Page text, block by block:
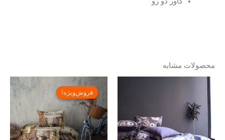
محصولات مشابه
تومان۲۱,۹۰۰,۰۰۰
تومان۲۶,۹۰۰,۰۰۰
فروش‌ویژه!
فروش‌ویژه!
اصلی:
فعلی: